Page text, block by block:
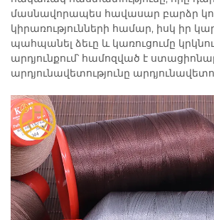
մասնավորապես հավասար բարձր
կիրառությունների համար, իսկ իր
պահպանել ձեւը և կառուցումը
արդյունքում՝ համոզված է
արդյունավետությունը